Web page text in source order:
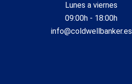
Lunes a viernes
09:00h - 18:00h
info@coldwellbanker.es